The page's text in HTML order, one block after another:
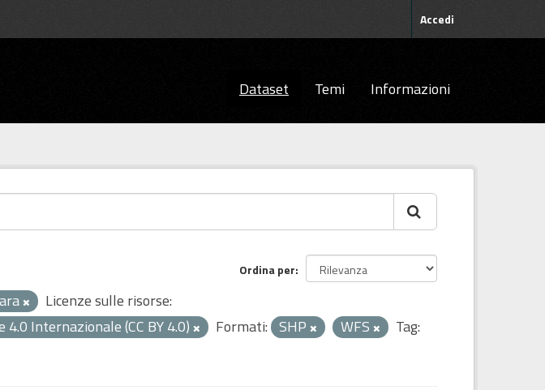
Accedi
Dataset Temi Informazioni
Ordina per
Licenze sulle risorse:
Internazionale (CC BY 4.0)
Formati: SHP WFS
Tag: